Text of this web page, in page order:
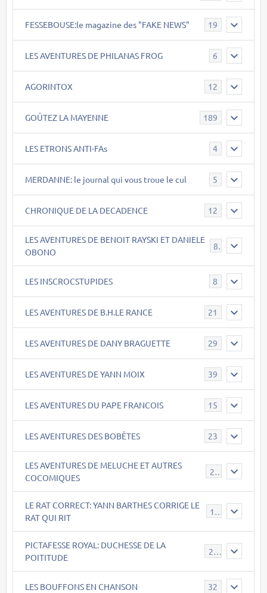
FESSEBOUSE:le magazine des "FAKE NEWS" 19
LES AVENTURES DE PHILANAS FROG 6
AGORINTOX 12
GOÛTEZ LA MAYENNE 189
LES ETRONS ANTI-FAs 4
MERDANNE: le journal qui vous troue le cul 5
CHRONIQUE DE LA DECADENCE 12
LES AVENTURES DE BENOIT RAYSKI ET DANIELE
OBONO
8
LES INSCROCSTUPIDES 8
LES AVENTURES DE B.H.LE RANCE 21
LES AVENTURES DE DANY BRAGUETTE 29
LES AVENTURES DE YANN MOIX 39
LES AVENTURES DU PAPE FRANCOIS 15
LES AVENTURES DES BOBÊTES 23
LES AVENTURES DE MELUCHE ET AUTRES
COCOMIQUES
22
LE RAT CORRECT: YANN BARTHES CORRIGE LE
RAT QUI RIT
15
PICTAFESSE ROYAL: DUCHESSE DE LA
POITITUDE
23
LES BOUFFONS EN CHANSON 32